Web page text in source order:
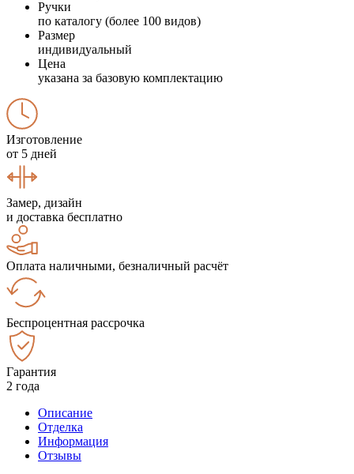
Ручки
по каталогу (более 100 видов)
Размер
индивидуальный
Цена
указана за базовую комплектацию
Изготовление
от 5 дней
Замер, дизайн
и доставка бесплатно
Оплата наличными, безналичный расчёт
Беспроцентная рассрочка
Гарантия
2 года
Описание
Отделка
Информация
Отзывы